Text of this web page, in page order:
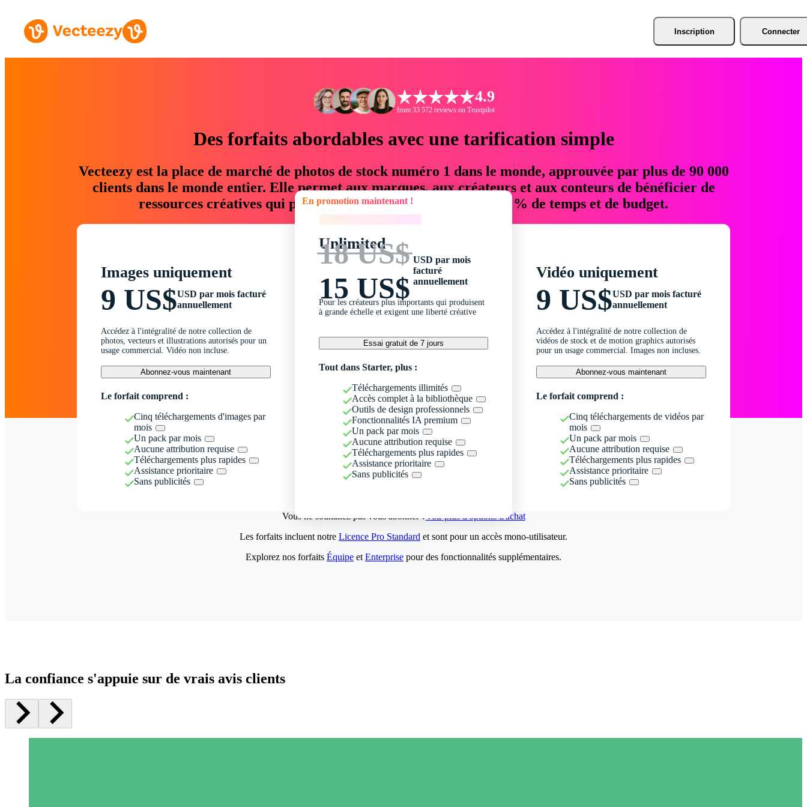
Inscription Connecter
4.9
from 33 572 reviews on Trustpilot
Des forfaits abordables avec une tarification simple
Vecteezy est la place de marché de photos de stock numéro 1 dans le monde, approuvée par plus de 90 000
clients dans le monde entier. Elle permet aux marques, aux créateurs et aux conteurs de bénéficier de
ressources créatives qui permettent d'économiser jusqu'à 76 % de temps et de budget.
Images uniquement
9 US$USD par mois facturé
annuellement
Accédez à l'intégralité de notre collection de
photos, vecteurs et illustrations autorisés pour un
usage commercial. Vidéo non incluse.
Abonnez-vous maintenant
Le forfait comprend :
Cinq téléchargements d'images par
mois
Un pack par mois
Aucune attribution requise
Téléchargements plus rapides
Assistance prioritaire
Sans publicités
En promotion maintenant !
Unlimited
18 US$
15 US$
USD par mois
facturé
annuellement
Pour les créateurs plus importants qui produisent
à grande échelle et exigent une liberté créative
Essai gratuit de 7 jours
Tout dans Starter, plus :
Téléchargements illimités
Accès complet à la bibliothèque
Outils de design professionnels
Fonctionnalités IA premium
Un pack par mois
Aucune attribution requise
Téléchargements plus rapides
Assistance prioritaire
Sans publicités
Vidéo uniquement
9 US$USD par mois facturé
annuellement
Accédez à l'intégralité de notre collection de
vidéos de stock et de motion graphics autorisés
pour un usage commercial. Images non incluses.
Abonnez-vous maintenant
Le forfait comprend :
Cinq téléchargements de vidéos par
mois
Un pack par mois
Aucune attribution requise
Téléchargements plus rapides
Assistance prioritaire
Sans publicités
Vous ne souhaitez pas vous abonner ?Voir plus d'options d'achat
Les forfaits incluent notre Licence Pro Standard et sont pour un accès mono-utilisateur.
Explorez nos forfaits Équipe et Enterprise pour des fonctionnalités supplémentaires.
La confiance s'appuie sur de vrais avis clients